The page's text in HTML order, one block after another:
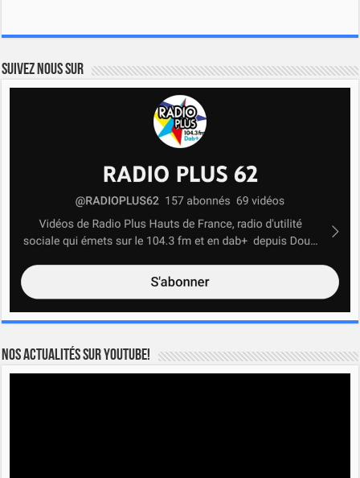
Suivez nous sur
Nos actualités sur YOUTUBE!